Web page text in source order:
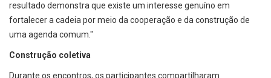
resultado demonstra que existe um interesse genuíno em
fortalecer a cadeia por meio da cooperação e da construção de
uma agenda comum."
Construção coletiva
Durante os encontros, os participantes compartilharam